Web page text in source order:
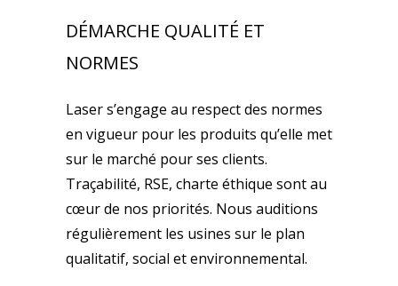
DÉMARCHE QUALITÉ ET
NORMES
Laser s’engage au respect des normes
en vigueur pour les produits qu’elle met
sur le marché pour ses clients.
Traçabilité, RSE, charte éthique sont au
cœur de nos priorités. Nous auditions
régulièrement les usines sur le plan
qualitatif, social et environnemental.